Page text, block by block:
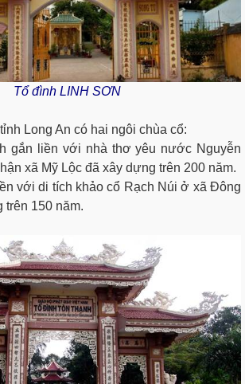
Tổ đình LINH SƠN
Long An có hai ngôi chùa cổ:
gắn liền với nhà thơ yêu nước Nguyễn
xã Mỹ Lộc đã xây dựng trên 200 năm.
với di tích khảo cổ Rạch Núi ở xã Đông
trên 150 năm.